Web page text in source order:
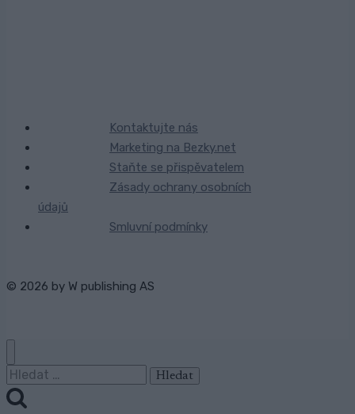
Kontaktujte nás
Marketing na Bezky.net
Staňte se přispěvatelem
Zásady ochrany osobních
údajů
Smluvní podmínky
© 2026 by W publishing AS
Vyhledávání